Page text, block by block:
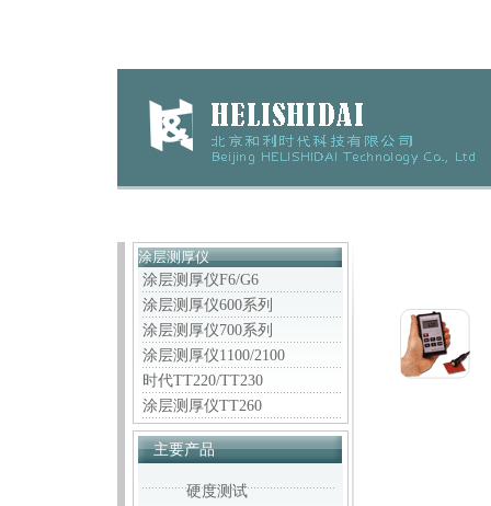
涂层测厚仪
涂层测厚仪F6/G6
涂层测厚仪600系列
涂层测厚仪700系列
涂层测厚仪1100/2100
时代TT220/TT230
涂层测厚仪TT260
主要产品
硬度测试